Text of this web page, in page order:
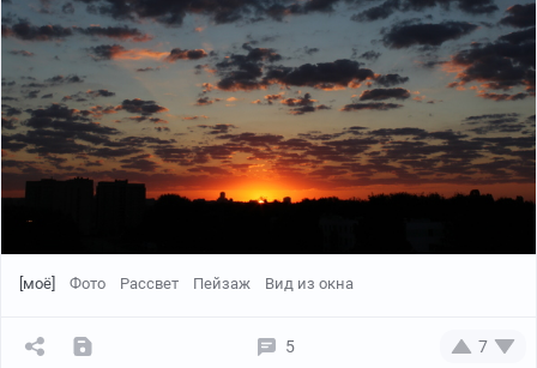
[моё] Фото Рассвет Пейзаж Вид из окна
5 7